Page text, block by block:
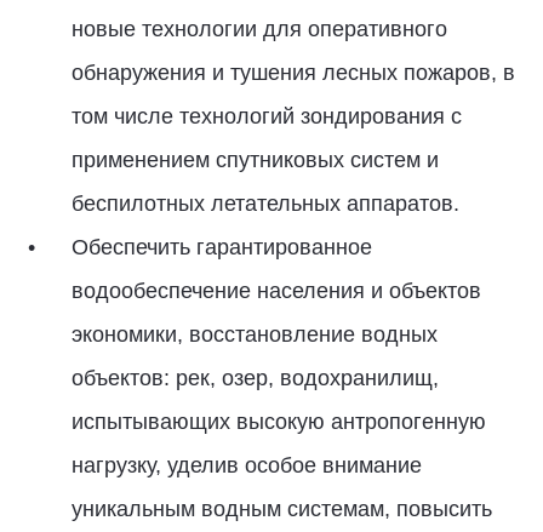
новые технологии для оперативного
обнаружения и тушения лесных пожаров, в
том числе технологий зондирования с
применением спутниковых систем и
беспилотных летательных аппаратов.
Обеспечить гарантированное
водообеспечение населения и объектов
экономики, восстановление водных
объектов: рек, озер, водохранилищ,
испытывающих высокую антропогенную
нагрузку, уделив особое внимание
уникальным водным системам, повысить